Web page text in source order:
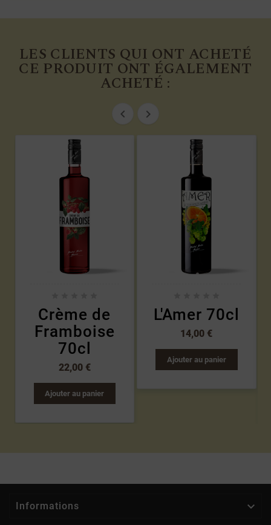
LES CLIENTS QUI ONT ACHETÉ
CE PRODUIT ONT ÉGALEMENT
ACHETÉ :
 
Crème de
Framboise
70cl
22,00 €
Ajouter au panier
L'Amer 70cl
14,00 €
Ajouter au panier
Informations 